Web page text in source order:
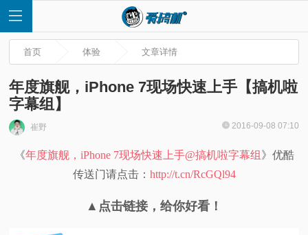
首
首页 体验 文章详情
年度旗舰，iPhone 7现场快速上手【搞机啦
字幕组】
崔野 2016-09-08 07:10
《年度旗舰，iPhone 7现场快速上手@搞机啦字幕组 》优酷
传送门请点击： http://t.cn/RcGQl94
▲点击链接，给你好看！